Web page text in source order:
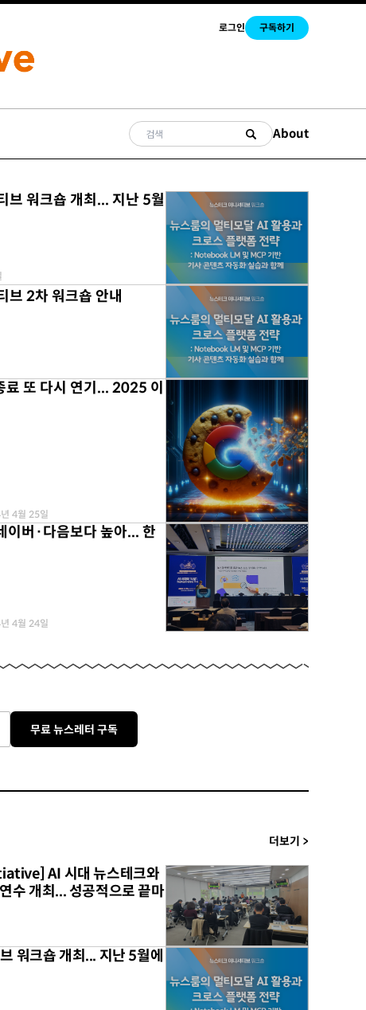
로그인 구독하기
About
브 워크숍 개최... 지난 5월
브 2차 워크숍 안내
또 다시 연기... 2025 이
4월 25일
이버·다음보다 높아... 한
4월 24일
무료
무료 뉴스레터 구독
더보기 >
AI 시대 뉴스테크와
수 개최... 성공적으로 끝마
무료
워크숍 개최... 지난 5월에